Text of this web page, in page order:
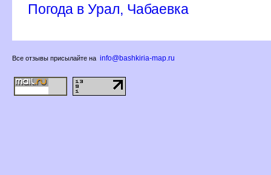
Погода в Урал, Чабаевка
се отзывы присылайте на info@bashkiria-map.ru